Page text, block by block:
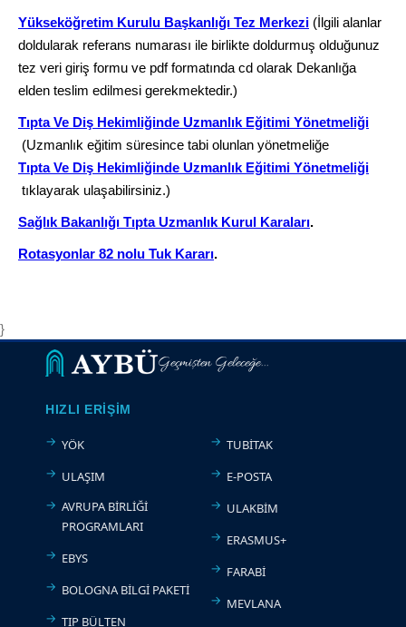
Yükseköğretim Kurulu Başkanlığı Tez Merkezi (İlgili alanlar
doldularak referans numarası ile birlikte doldurmuş olduğunuz
tez veri giriş formu ve pdf formatında cd olarak Dekanlığa
elden teslim edilmesi gerekmektedir.)
Tıpta Ve Diş Hekimliğinde Uzmanlık Eğitimi Yönetmeliği
(Uzmanlık eğitim süresince tabi olunlan yönetmeliğe
Tıpta Ve Diş Hekimliğinde Uzmanlık Eğitimi Yönetmeliği
tıklayarak ulaşabilirsiniz.)
Sağlık Bakanlığı Tıpta Uzmanlık Kurul Karaları.
Rotasyonlar 82 nolu Tuk Kararı.
}
Geçmişten Geleceğe...
HIZLI ERIŞIM
YÖK
ULAŞIM
AVRUPA BİRLİĞİ
PROGRAMLARI
EBYS
BOLOGNA BİLGİ PAKETİ
TIP BÜLTEN
TUBİTAK
E-POSTA
ULAKBİM
ERASMUS+
FARABİ
MEVLANA